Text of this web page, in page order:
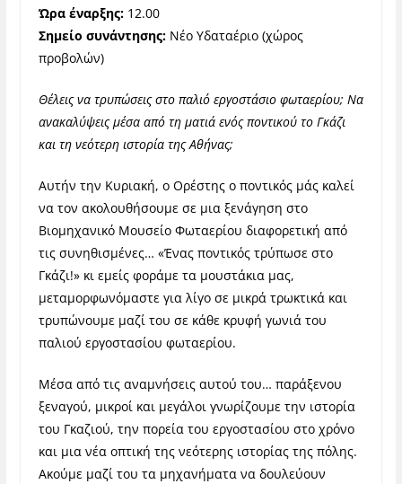
Ώρα έναρξης: 12.00
Σημείο συνάντησης: Νέο Υδαταέριο (χώρος
προβολών)
Θέλεις να τρυπώσεις στο παλιό εργοστάσιο φωταερίου; Να
ανακαλύψεις μέσα από τη ματιά ενός ποντικού το Γκάζι
και τη νεότερη ιστορία της Αθήνας;
Αυτήν την Κυριακή, ο Ορέστης ο ποντικός μάς καλεί
να τον ακολουθήσουμε σε μια ξενάγηση στο
Βιομηχανικό Μουσείο Φωταερίου διαφορετική από
τις συνηθισμένες… «Ένας ποντικός τρύπωσε στο
Γκάζι!» κι εμείς φοράμε τα μουστάκια μας,
μεταμορφωνόμαστε για λίγο σε μικρά τρωκτικά και
τρυπώνουμε μαζί του σε κάθε κρυφή γωνιά του
παλιού εργοστασίου φωταερίου.
Μέσα από τις αναμνήσεις αυτού του… παράξενου
ξεναγού, μικροί και μεγάλοι γνωρίζουμε την ιστορία
του Γκαζιού, την πορεία του εργοστασίου στο χρόνο
και μια νέα οπτική της νεότερης ιστορίας της πόλης.
Ακούμε μαζί του τα μηχανήματα να δουλεύουν